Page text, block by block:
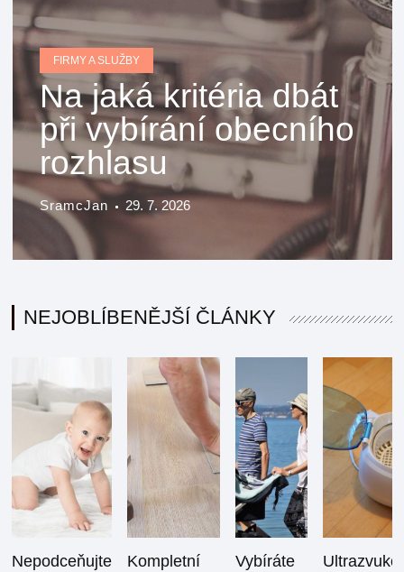
FIRMY A SLUŽBY
Na jaká kritéria dbát
při vybírání obecního
rozhlasu
SramcJan 29. 7. 2026
NEJOBLÍBENĚJŠÍ ČLÁNKY
Nepodceňujte
Kompletní
Vybíráte